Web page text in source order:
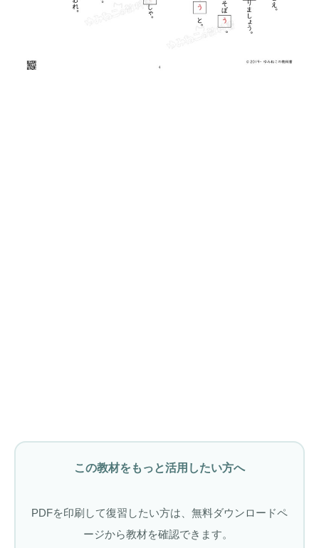
この教材をもっと活用したい方へ
PDFを印刷して復習したい方は、無料ダウンロードペ
ージから教材を確認できます。